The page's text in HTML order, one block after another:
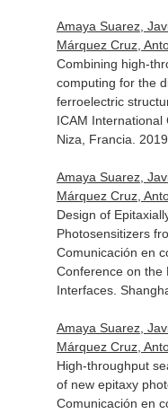
Amaya Suarez,
Márquez Cruz,
Combining high-
computing for the
ferroelectric
ICAM International
Niza, Francia. 2019
Amaya Suarez,
Márquez Cruz,
Design of
Photosensitizers
Comunicación en
Conference on the
Interfaces.
Amaya Suarez,
Márquez Cruz,
High-throughput
of new epitaxy
Comunicación en